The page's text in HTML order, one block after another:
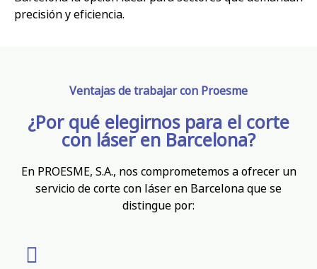
precisión y eficiencia.
Ventajas de trabajar con Proesme
¿Por qué elegirnos para el corte
con láser en Barcelona?
En PROESME, S.A., nos comprometemos a ofrecer un
servicio de corte con láser en Barcelona que se
distingue por: